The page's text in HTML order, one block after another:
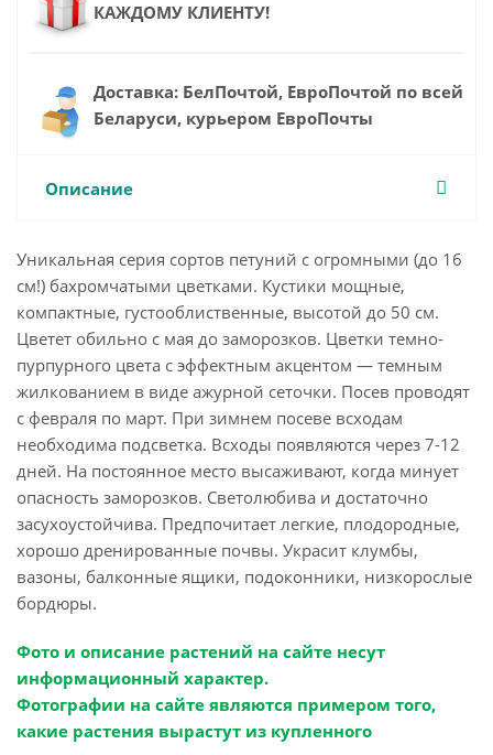
КАЖДОМУ КЛИЕНТУ!
Доставка: БелПочтой, ЕвроПочтой по всей
Беларуси, курьером ЕвроПочты
Описание
Уникальная серия сортов петуний с огромными (до 16
см!) бахромчатыми цветками. Кустики мощные,
компактные, густооблиственные, высотой до 50 см.
Цветет обильно с мая до заморозков. Цветки темно-
пурпурного цвета с эффектным акцентом — темным
жилкованием в виде ажурной сеточки. Посев проводят
с февраля по март. При зимнем посеве всходам
необходима подсветка. Всходы появляются через 7-12
дней. На постоянное место высаживают, когда минует
опасность заморозков. Светолюбива и достаточно
засухоустойчива. Предпочитает легкие, плодородные,
хорошо дренированные почвы. Украсит клумбы,
вазоны, балконные ящики, подоконники, низкорослые
бордюры.
Фото и описание растений на сайте несут
информационный характер.
Фотографии на сайте являются примером того,
какие растения вырастут из купленного